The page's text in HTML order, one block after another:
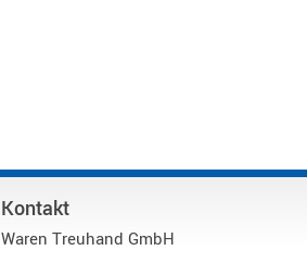
Kontakt
Waren Treuhand GmbH